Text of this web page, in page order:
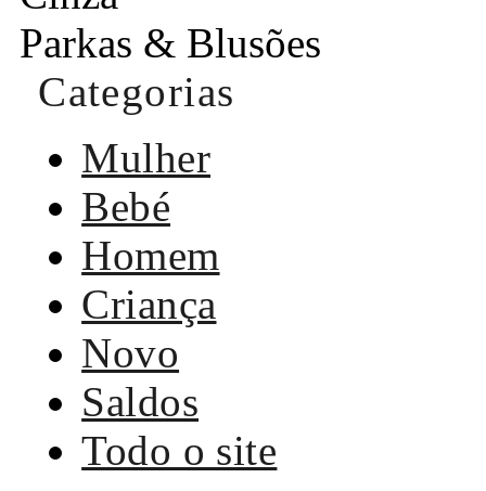
Parkas & Blusões
Categorias
Mulher
Bebé
Homem
Criança
Novo
Saldos
Todo o site